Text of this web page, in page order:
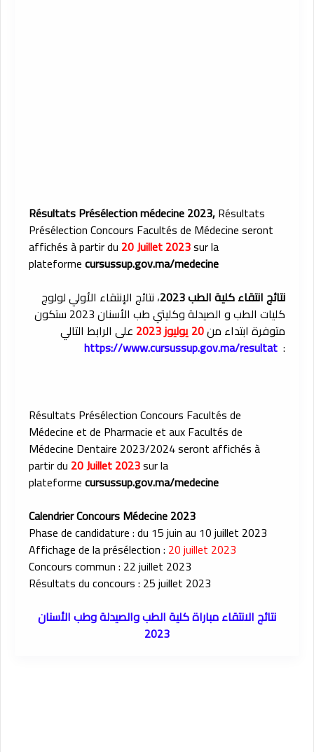
Résultats Présélection médecine 2023,Résultats
Présélection Concours Facultés de Médecine seront
affichés à partir du 20 Juillet 2023sur la
plateformecursussup.gov.ma/medecine
نتائج انتقاء كلية الطب 2023
، نتائج الإنتقاء الأولي لولوج
كليات الطب و الصيدلة وكليتي طب الأسنان 2023 ستكون
متوفرة ابتداء من20 يوليوز 2023
على الرابط التالي
:
https://www.cursussup.gov.ma/resultat
Résultats Présélection Concours Facultés de
Médecine et de Pharmacie et aux Facultés de
Médecine Dentaire 2023/2024 seront affichés à
partir du 20 Juillet 2023sur la
plateformecursussup.gov.ma/medecine
Calendrier Concours Médecine 2023
Phase de candidature : du 15 juin au 10 juillet 2023
Affichage de la présélection : 20 juillet 2023
Concours commun : 22 juillet 2023
Résultats du concours : 25 juillet 2023
نتائج الانتقاء مباراة كلية الطب والصيدلة وطب الأسنان
2023